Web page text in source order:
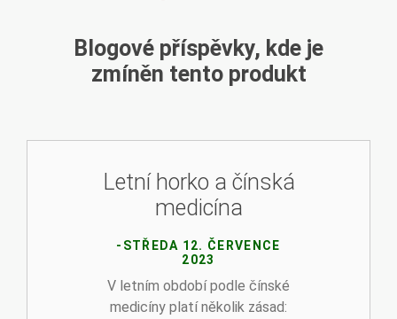
Blogové příspěvky, kde je
zmíněn tento produkt
Letní horko a čínská
medicína
-STŘEDA 12. ČERVENCE
2023
V letním období podle čínské
medicíny platí několik zásad: